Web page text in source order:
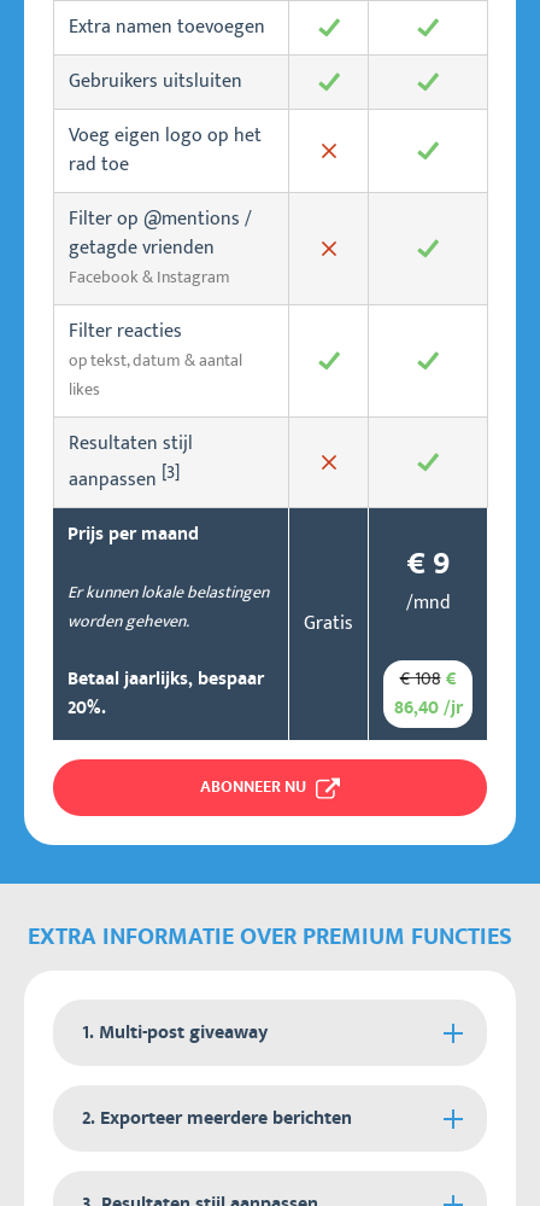
Extra namen toevoegen ✓
✓
Gebruikers uitsluiten
✓
✓
Voeg eigen logo op het
rad toe
✖
✓
Filter op @mentions /
getagde vrienden
Facebook & Instagram ✖ ✓
Filter reacties
op tekst, datum & aantal
likes
✓ ✓
Resultaten stijl
aanpassen [3] ✖ ✓
Prijs per maand
Er kunnen lokale belastingen
worden geheven.
Gratis
€ 9
/mnd
Betaal jaarlijks, bespaar
20%.
€ 108€
86,40 /jr
ABONNEER NU
EXTRA INFORMATIE OVER PREMIUM FUNCTIES
1. Multi-post giveaway
basis van meerdere social media berichten of
2. Exporteer meerdere berichten